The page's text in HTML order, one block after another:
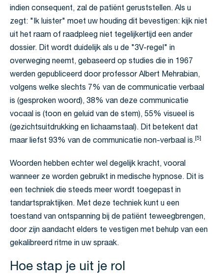
indien consequent, zal de patiënt geruststellen. Als u
zegt: "Ik luister" moet uw houding dit bevestigen: kijk niet
uit het raam of raadpleeg niet tegelijkertijd een ander
dossier. Dit wordt duidelijk als u de "3V-regel" in
overweging neemt, gebaseerd op studies die in 1967
werden gepubliceerd door professor Albert Mehrabian,
volgens welke slechts 7% van de communicatie verbaal
is (gesproken woord), 38% van deze communicatie
vocaal is (toon en geluid van de stem), 55% visueel is
(gezichtsuitdrukking en lichaamstaal). Dit betekent dat
maar liefst 93% van de communicatie non-verbaal is.[5]
Woorden hebben echter wel degelijk kracht, vooral
wanneer ze worden gebruikt in medische hypnose. Dit is
een techniek die steeds meer wordt toegepast in
tandartspraktijken. Met deze techniek kunt u een
toestand van ontspanning bij de patiënt teweegbrengen,
door zijn aandacht elders te vestigen met behulp van een
gekalibreerd ritme in uw spraak.
Hoe stap je uit je rol